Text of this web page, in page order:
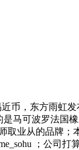
，东方雨虹
马可波罗法国
取业从的品牌
；公司